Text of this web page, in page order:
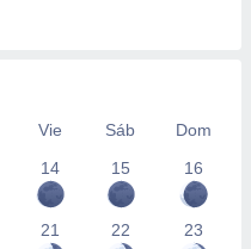
Vie Sáb
Dom
14 15 16
21 22 23